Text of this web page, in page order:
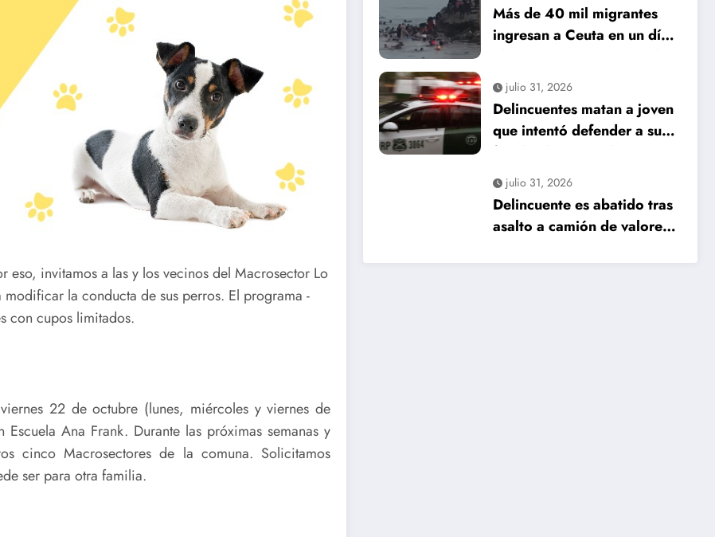
eso, invitamos a las y los vecinos del Macrosector Lo
la conducta de sus perros. El programa -
con cupos limitados.
22 de octubre (lunes, miércoles y viernes de
Ana Frank. Durante las próximas semanas y
cinco Macrosectores de la comuna. Solicitamos
ser para otra familia.
Más de 40 mil migrantes
ingresan a Ceuta en un día:
crisis.
julio 31, 2026
Delincuentes matan a joven
que intentó defender a su
familia durante robo en
Huechuraba
julio 31, 2026
Delincuente es abatido tras
asalto a camión de valores